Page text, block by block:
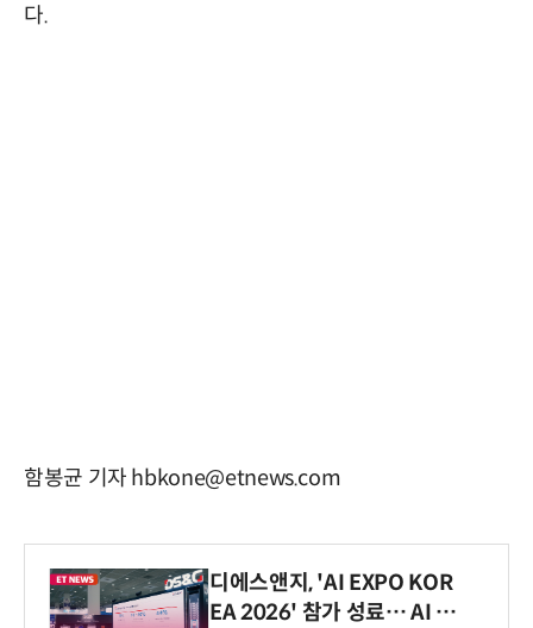
다.
함봉균 기자 hbkone@etnews.com
디에스앤지, 'AI EXPO KOR
EA 2026' 참가 성료… AI 전